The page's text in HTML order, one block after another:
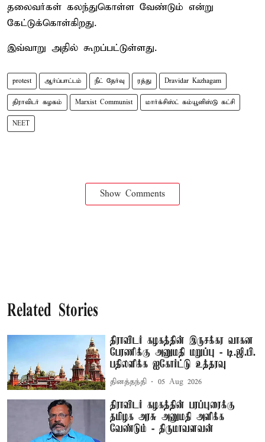
தலைவர்கள் கலந்துகொள்ள வேண்டும் என்று
கேட்டுக்கொள்கிறது.
இவ்வாறு அதில் கூறப்பட்டுள்ளது.
protest ஆர்ப்பாட்டம் நீட் தேர்வு ரத்து Dravidar Kazhagam
திராவிடர் கழகம் Marxist Communist மார்க்சிஸ்ட் கம்யூனிஸ்டு கட்சி
NEET
Show Comments
Related Stories
திராவிடர் கழகத்தின் இருசக்கர வாகன
பேரணிக்கு அனுமதி மறுப்பு - டி.ஜி.பி.
பதிலளிக்க ஐகோர்ட்டு உத்தரவு
தினத்தந்தி 05 Aug 2026
திராவிடர் கழகத்தின் பரப்புரைக்கு
தமிழக அரசு அனுமதி அளிக்க
வேண்டும் - திருமாவளவன்